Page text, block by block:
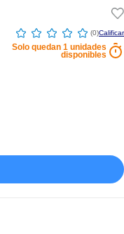
☆ ☆ ☆ ☆ ☆ (0)
Solo quedan 1 unidades
disponibles